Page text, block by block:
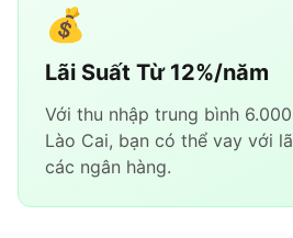
💰
Lãi Suất Từ 12%/năm
Với thu nhập trung bình
Lào Cai, bạn có thể vay với
các ngân hàng.